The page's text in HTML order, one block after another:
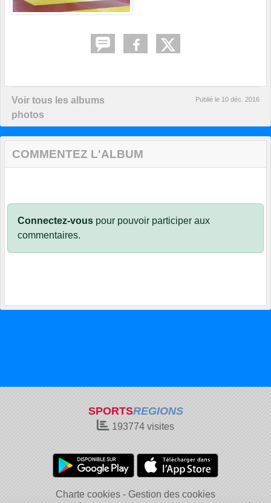
Voir tous les albums
photos
Publié le 10 déc. 2016
COMMENTEZ L'ALBUM
Connectez-vous pour pouvoir participer aux
commentaires.
SPORTSREGIONS
193774 visites
Charte cookies
Gestion des cookies